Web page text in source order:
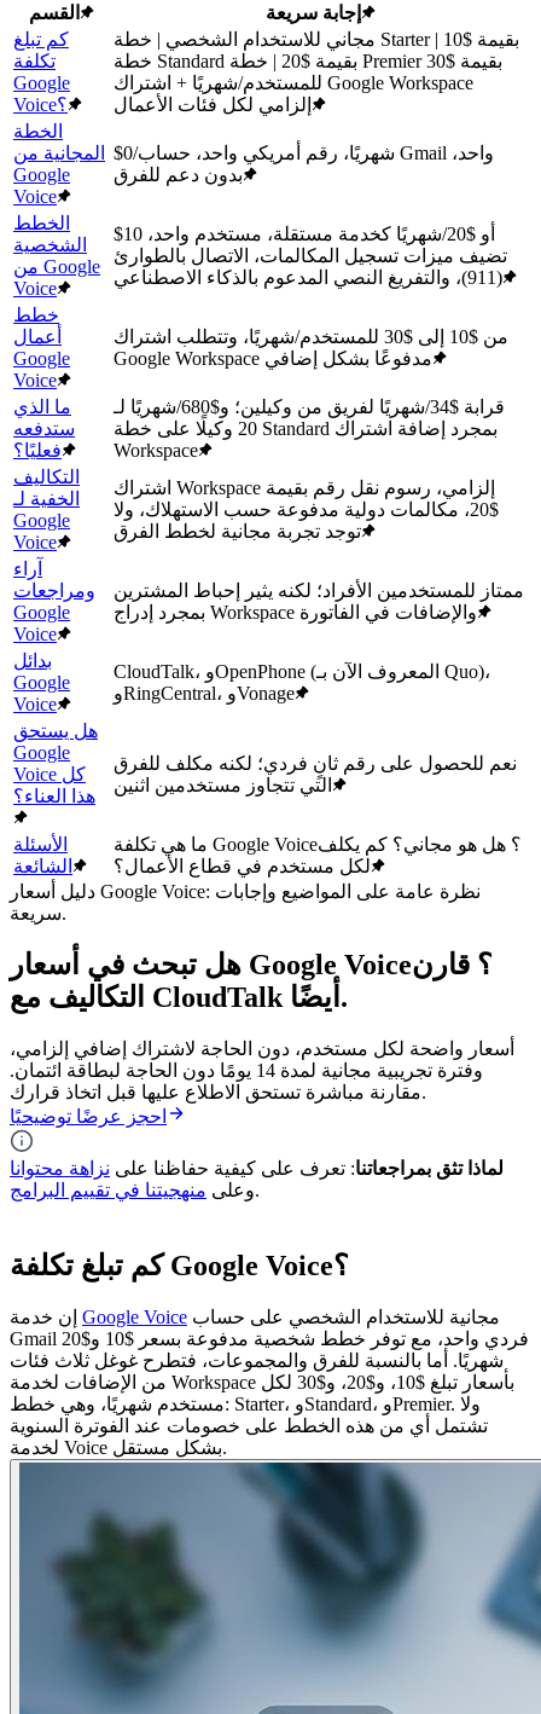
القسم
إجابة سريعة
كم تبلغ
تكلفة
Google
Voice؟
مجاني للاستخدام الشخصي | خطة Starter بقيمة $10 |
خطة Standard بقيمة $20 | خطة Premier بقيمة $30
للمستخدم/شهريًا + اشتراك Google Workspace
إلزامي لكل فئات الأعمال
الخطة
المجانية من
Google
Voice
$0/شهريًا، رقم أمريكي واحد، حساب Gmail واحد،
بدون دعم للفرق
الخطط
الشخصية
من Google
Voice
$10 أو $20/شهريًا كخدمة مستقلة، مستخدم واحد،
تضيف ميزات تسجيل المكالمات، الاتصال بالطوارئ
(911)، والتفريغ النصي المدعوم بالذكاء الاصطناعي
خطط
أعمال
Google
Voice
من $10 إلى $30 للمستخدم/شهريًا، وتتطلب اشتراك
Google Workspace مدفوعًا بشكل إضافي
ما الذي
ستدفعه
فعليًا؟
قرابة $34/شهريًا لفريق من وكيلين؛ و$680/شهريًا لـ
20 وكيلًا على خطة Standard بمجرد إضافة اشتراك
Workspace
التكاليف
الخفية لـ
Google
Voice
اشتراك Workspace إلزامي، رسوم نقل رقم بقيمة
$20، مكالمات دولية مدفوعة حسب الاستهلاك، ولا
توجد تجربة مجانية لخطط الفرق
آراء
ومراجعات
Google
Voice
ممتاز للمستخدمين الأفراد؛ لكنه يثير إحباط المشترين
بمجرد إدراج Workspace والإضافات في الفاتورة
بدائل
Google
Voice
CloudTalk، وOpenPhone (المعروف الآن بـ Quo)،
وRingCentral، وVonage
هل يستحق
Google
Voice كل
هذا العناء؟
نعم للحصول على رقم ثانٍ فردي؛ لكنه مكلف للفرق
التي تتجاوز مستخدمين اثنين
الأسئلة
الشائعة
ما هي تكلفة Google Voice؟ هل هو مجاني؟ كم يكلف
لكل مستخدم في قطاع الأعمال؟
دليل أسعار Google Voice: نظرة عامة على المواضيع وإجابات
سريعة.
هل تبحث في أسعار Google Voice؟ قارن
التكاليف مع CloudTalk أيضًا.
أسعار واضحة لكل مستخدم، دون الحاجة لاشتراك إضافي إلزامي،
وفترة تجريبية مجانية لمدة 14 يومًا دون الحاجة لبطاقة ائتمان.
مقارنة مباشرة تستحق الاطلاع عليها قبل اتخاذ قرارك.
احجز عرضًا توضيحيًا
لماذا تثق بمراجعاتنا: تعرف على كيفية حفاظنا على نزاهة محتوانا
وعلى منهجيتنا في تقييم البرامج .
كم تبلغ تكلفة Google Voice؟
Google Voice
Gmail فردي واحد، مع توفر خطط شخصية مدفوعة بسعر $10 و$20
شهريًا. أما بالنسبة للفرق والمجموعات، فتطرح غوغل ثلاث فئات
من الإضافات لخدمة Workspace بأسعار تبلغ $10، و$20، و$30 لكل
مستخدم شهريًا، وهي خطط: Starter، وStandard، وPremier. ولا
تشتمل أي من هذه الخطط على خصومات عند الفوترة السنوية
لخدمة Voice بشكل مستقل.